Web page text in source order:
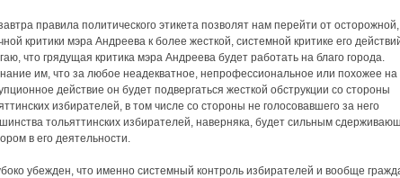
правила политического этикета позволят нам перейти от осторожной,
критики мэра Андреева к более жесткой, системной критике его
что грядущая критика мэра Андреева будет работать на благо города.
им, что за любое неадекватное, непрофессиональное или похожее на
действие он будет подвергаться жесткой обструкции со стороны
избирателей, в том числе со стороны не голосовавшего за него
тольяттинских избирателей, наверняка, будет сильным
в его деятельности.
убежден, что именно системный контроль избирателей и вообще